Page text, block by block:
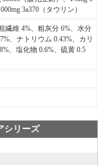
3a370（タウリン）
繊維 4%、粗灰分 6%、水分
、ナトリウム 0.43%、カリ
、塩化物 0.6%、硫黄 0.5
シリーズ